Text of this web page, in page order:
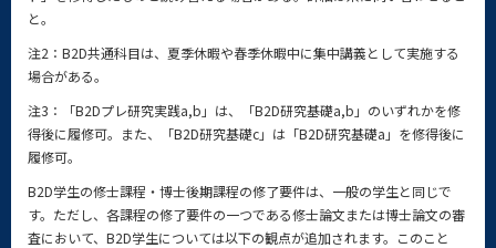
と。
注2：B2D共通科目は、夏季休暇や春季休暇中に集中講義として実施する
場合がある。
注3：「B2Dプレ研究実践a,b」は、「B2D研究基礎a,b」のいずれかを修
得後に履修可。また、「B2D研究基礎c」は「B2D研究基礎a」を修得後に
履修可。
B2D学生の修士課程・博士後期課程の修了要件は、一般の学生と同じで
す。ただし、各課程の修了要件の一つである修士論文または博士論文の審
査において、B2D学生については以下の観点が追加されます。このこと